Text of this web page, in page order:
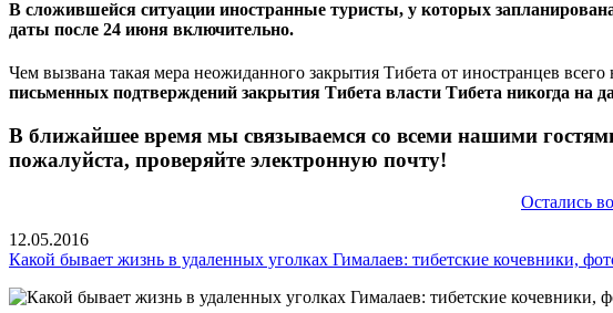
В сложившейся ситуации иностранные туристы, у которых
даты после 24 июня включительно.
Чем вызвана такая мера неожиданного закрытия Тибета от иностранцев
письменных подтверждений закрытия Тибета власти Тибета никогда на
В ближайшее время мы связываемся со всеми нашими
пожалуйста, проверяйте электронную почту!
Остались
12.05.2016
Какой бывает жизнь в удаленных уголках Гималаев: тибетские кочевники,